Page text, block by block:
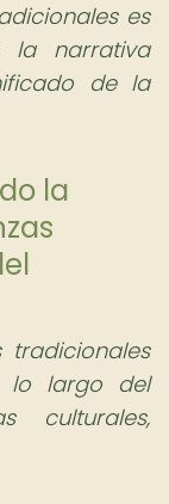
es
la narrativa
de la
la
lo largo del
culturales,